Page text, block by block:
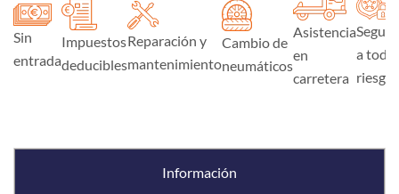
Sin
entrada
Impuestos
deducibles
Reparación y
mantenimiento
Cambio de
neumáticos
Asistencia
en
carretera
Seguro
a todo
riesgo
Información